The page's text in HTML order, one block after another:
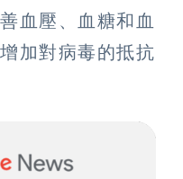
血壓、血糖和血
加對病毒的抵抗